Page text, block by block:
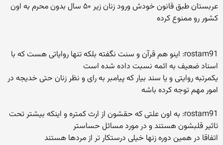
عربستان طبق قانون خودش ورود زنان زیر ۵۰ سال بدون محرم به اون
کشور رو ممنوع کرده
rostam91: اینو هم قرآن و سنت نگفته بلکه تنها روایاتی هست که با
اسناد ضعیف به ائمه نسبت داده شده است
یکمرتبه روایتی و یا سند بیار که پیامبر به رای و نظر زنان حتی خدیجه در
امور مهم توجه کرده باشه
rostam91: به اون علتی که حقشون از ارث کمتره و اینکه بیشتر تحت
تاثیر قلبشون هستند و در مورد مسائل حساستر
اتفاقا در همین دوره زنها خیلی درستکار تر از مردها هستند